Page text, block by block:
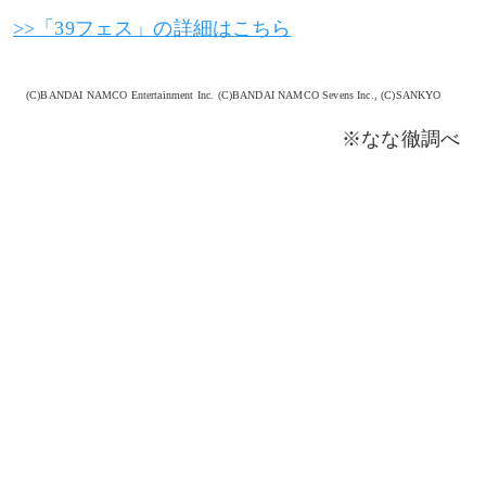
>>「39フェス」の詳細はこちら
(C)BANDAI NAMCO Entertainment Inc. (C)BANDAI NAMCO Sevens Inc., (C)SANKYO
※なな徹調べ